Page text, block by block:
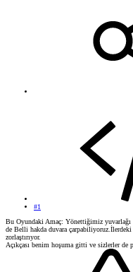
#1
Bu Oyundaki Amaç: Yönettiğimiz
de Belli hakda duvara
zorlaştırıyor.
Açıkçası benim hoşuma gitti ve sizlerler de